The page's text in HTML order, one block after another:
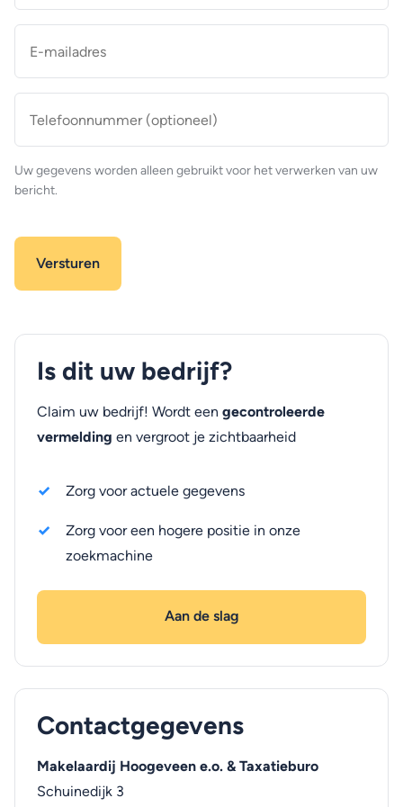
mailadres *
(optioneel)
Uw gegevens worden alleen gebruikt voor het verwerken van uw
bericht.
Is dit uw bedrijf?
Claim uw bedrijf! Wordt een gecontroleerde
vermelding en vergroot je zichtbaarheid
Zorg voor actuele gegevens
Zorg voor een hogere positie in onze
zoekmachine
Aan de slag
Contactgegevens
Makelaardij Hoogeveen e.o. & Taxatieburo
Schuinedijk 3